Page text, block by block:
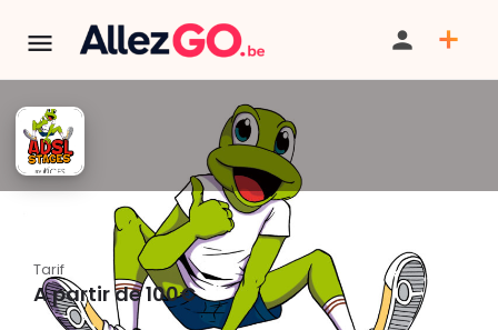
ADSL - Stages été 2026
Tarif
A partir de 100€